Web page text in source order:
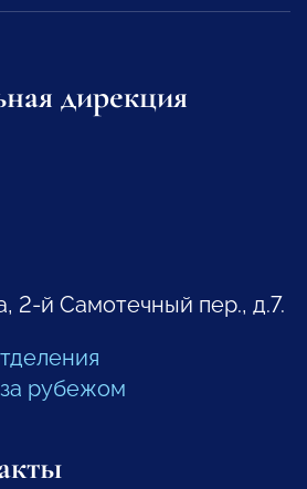
дирекция
2-й Самотечный пер., д.7.
рубежом